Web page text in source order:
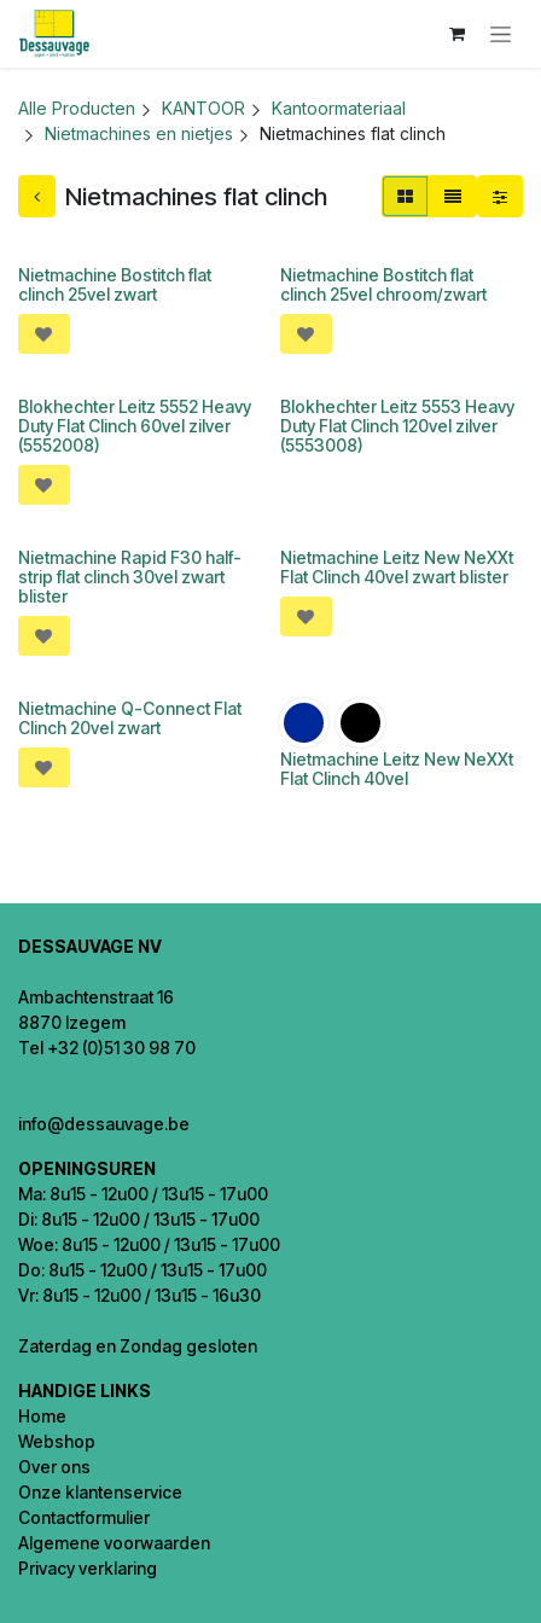
Overslaan naar inhoud
Alle Producten KANTOOR
Kantoormateriaal
Nietmachines en nietjes
Nietmachines flat clinch
Nietmachines flat clinch
Nietmachine Bostitch flat
clinch 25vel zwart
Nietmachine Bostitch flat
clinch 25vel chroom/zwart
Blokhechter Leitz 5552 Heavy
Duty Flat Clinch 60vel zilver
(5552008)
Blokhechter Leitz 5553 Heavy
Duty Flat Clinch 120vel zilver
(5553008)
OUTLET
Nietmachine Rapid F30 half-
strip flat clinch 30vel zwart
blister
Nietmachine Leitz New NeXXt
Flat Clinch 40vel zwart blister
Nietmachine Q-Connect Flat
Clinch 20vel zwart
Nietmachine Leitz New NeXXt
Flat Clinch 40vel
DESSAUVAGE NV
Ambachtenstraat 16
8870 Izegem
Tel +32 (0)51 30 98 70
info@dessauvage.be
OPENINGSUREN
Ma: 8u15 - 12u00 / 13u15 - 17u00
Di: 8u15 - 12u00 / 13u15 - 17u00
Woe: 8u15 - 12u00 / 13u15 - 17u00
Do: 8u15 - 12u00 / 13u15 - 17u00
Vr: 8u15 - 12u00 / 13u15 - 16u30
Zaterdag en Zondag gesloten
HANDIGE LINKS
Home
Webshop
Over ons
Onze klantenservice
Contactformulier
Algemene voorwaarden
Privacy verklaring